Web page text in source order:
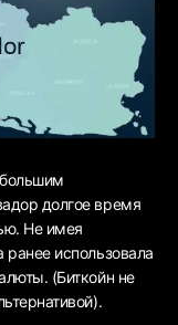
долгое время
Не имея
использовала
(Биткойн не